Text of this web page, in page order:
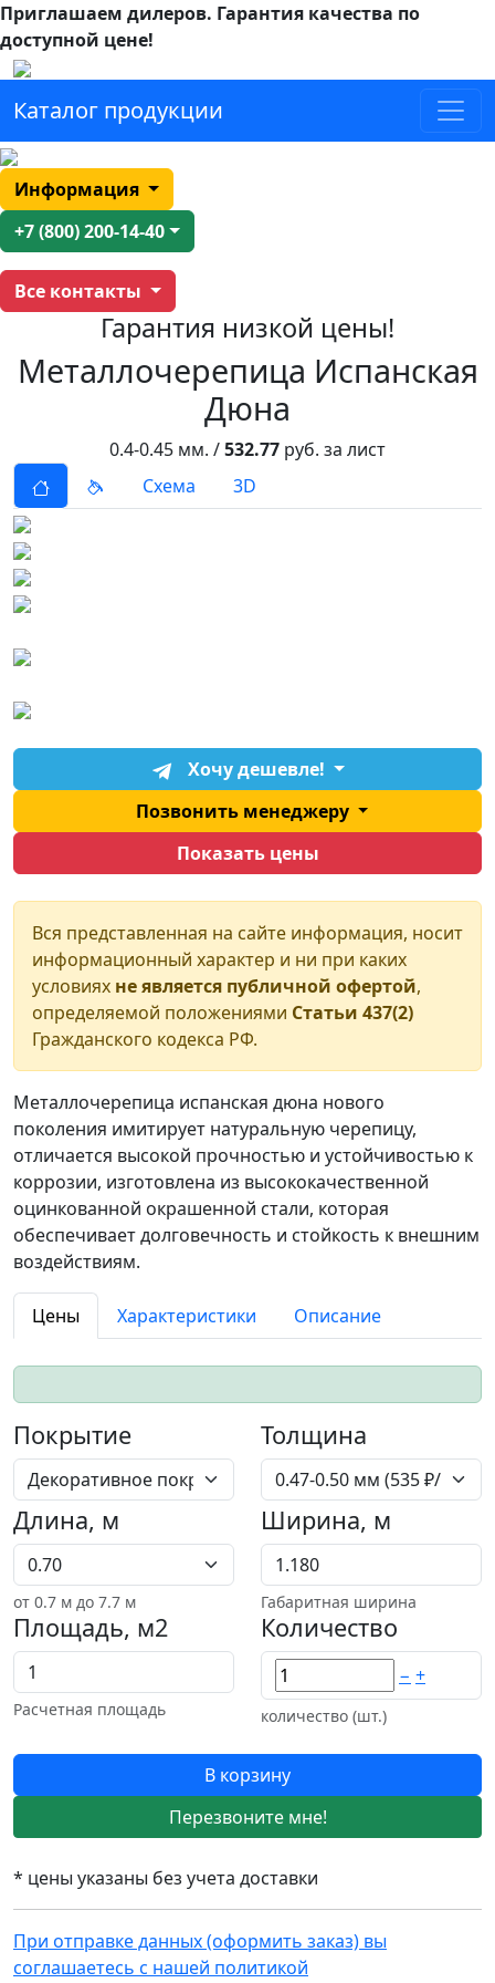
Приглашаем дилеров. Гарантия качества по
доступной цене!
Каталог продукции
Информация
+7 (800) 200-14-40
Все контакты
Гарантия низкой цены!
Металлочерепица Испанская
Дюна
0.4-0.45 мм. /532.77 руб. за лист
Схема
3D
Хочу дешевле!
Позвонить менеджеру
Показать цены
Вся представленная на сайте информация, носит
информационный характер и ни при каких
условиях не является публичной офертой,
определяемой положениями Статьи 437(2)
Гражданского кодекса РФ.
Металлочерепица испанская дюна нового
поколения имитирует натуральную черепицу,
отличается высокой прочностью и устойчивостью к
коррозии, изготовлена из высококачественной
оцинкованной окрашенной стали, которая
обеспечивает долговечность и стойкость к внешним
воздействиям.
Цены Характеристики Описание
Покрытие Толщина
Длина, м
от 0.7 м до 7.7 м
Ширина, м
Габаритная ширина
Площадь, м2
Расчетная площадь
Количество
− +
количество (шт.)
В корзину
Перезвоните мне!
* цены указаны без учета доставки
При отправке данных (оформить заказ) вы
соглашаетесь с нашей политикой